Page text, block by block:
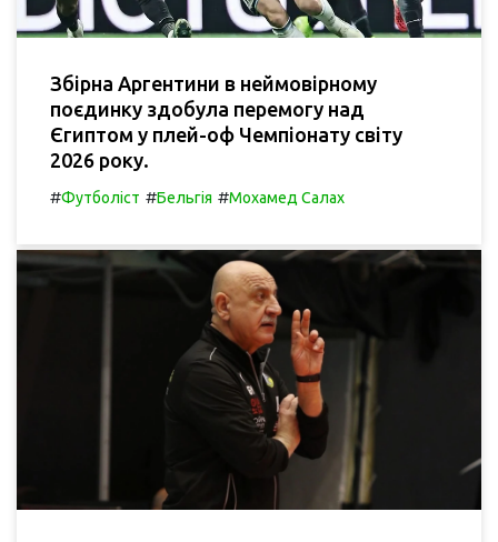
Збірна Аргентини в неймовірному
поєдинку здобула перемогу над
Єгиптом у плей-оф Чемпіонату світу
2026 року.
#Футболіст #Бельгія #Мохамед Салах